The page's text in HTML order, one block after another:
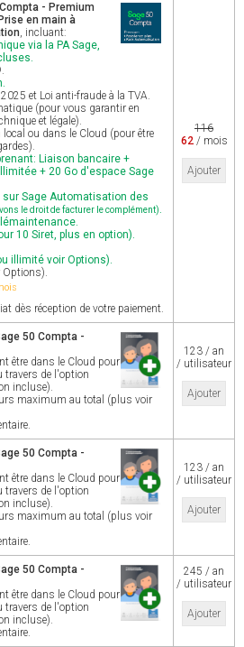
- Premium
en main à
, incluant:
via la PA Sage,
et Loi anti-fraude à la TVA.
(pour vous garantir en
et légale).
ou dans le Cloud (pour être
Liaison bancaire +
+ 20 Go d'espace Sage
Sage Automatisation des
le droit de facturer le complément).
10 Siret, plus en option).
illimité voir Options).
dès réception de votre paiement.
116
62/ mois
Ajouter
50 Compta -
être dans le Cloud pour
travers de l'option
incluse).
maximum au total (plus voir
123 / an
/ utilisateur
Ajouter
50 Compta -
être dans le Cloud pour
travers de l'option
incluse).
maximum au total (plus voir
123 / an
/ utilisateur
Ajouter
50 Compta -
être dans le Cloud pour
travers de l'option
incluse).
245 / an
/ utilisateur
Ajouter